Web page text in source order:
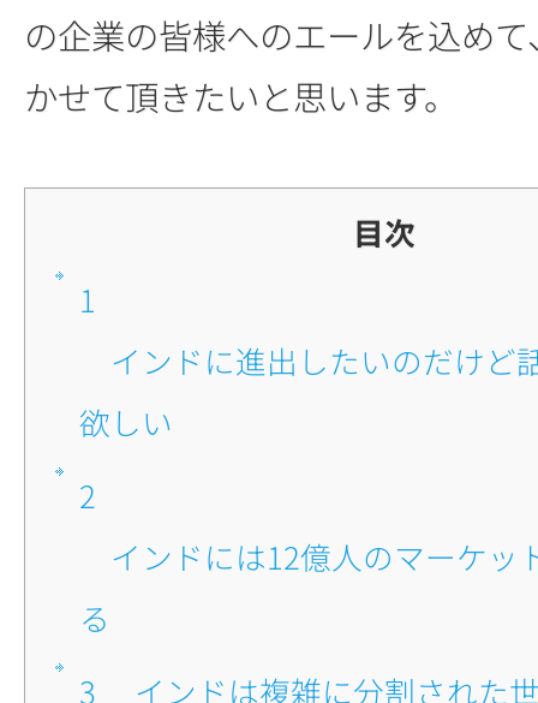
の企業の皆様へのエールを込め
かせて頂きたいと思います。
目次
1
欲しい
2
る
3
■インドは複雑に分割された